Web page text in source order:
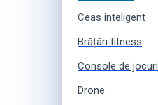
Ceas inteligent
Brățări fitness
Console de jocuri
Drone
Despre noi
Echipa noastră
Colaborare